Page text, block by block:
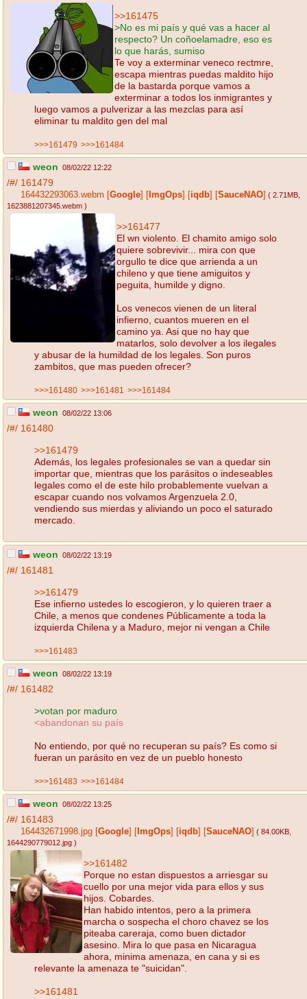
>>161475
>No es mi país y qué vas a hacer al
respecto? Un coñoelamadre, eso es
lo que harás, sumiso
Te voy a exterminar veneco rectmre,
escapa mientras puedas maldito hijo
de la bastarda porque vamos a
exterminar a todos los inmigrantes y
luego vamos a pulverizar a las mezclas para así
eliminar tu maldito gen del mal
>>>161479 >>>161484
weon 08/02/22 12:22
/#/ 161479
164432293063.webm Google ImgOps iqdb SauceNAO ( 2.71MB
1623881207345.webm )
>>161477
El wn violento. El chamito amigo solo
quiere sobrevivir... mira con que
orgullo te dice que arrienda a un
chileno y que tiene amiguitos y
peguita, humilde y digno.
Los venecos vienen de un literal
infierno, cuantos mueren en el
camino ya. Asi que no hay que
matarlos, solo devolver a los ilegales
y abusar de la humildad de los legales. Son puros
zambitos, que mas pueden ofrecer?
>>>161480 >>>161481 >>>161484
weon 08/02/22 13:06
/#/ 161480
>>161479
Además, los legales profesionales se van a quedar sin
importar que, mientras que los parásitos o indeseables
legales como el de este hilo probablemente vuelvan a
escapar cuando nos volvamos Argenzuela 2.0,
vendiendo sus mierdas y aliviando un poco el saturado
mercado.
weon 08/02/22 13:19
/#/ 161481
>>161479
Ese infierno ustedes lo escogieron, y lo quieren traer a
Chile, a menos que condenes Públicamente a toda la
izquierda Chilena y a Maduro, mejor ni vengan a Chile
>>>161483
weon 08/02/22 13:19
/#/ 161482
>votan por maduro
<abandonan su país
No entiendo, por qué no recuperan su país? Es como si
fueran un parásito en vez de un pueblo honesto
>>>161483 >>>161484
weon 08/02/22 13:25
/#/ 161483
164432671998.jpg Google ImgOps iqdb SauceNAO ( 84.00KB
1644290779012.jpg )
>>161482
Porque no estan dispuestos a arriesgar su
cuello por una mejor vida para ellos y sus
hijos. Cobardes.
Han habido intentos, pero a la primera
marcha o sospecha el choro chavez se los
piteaba careraja, como buen dictador
asesino. Mira lo que pasa en Nicaragua
ahora, minima amenaza, en cana y si es
relevante la amenaza te "suicidan".
>>161481